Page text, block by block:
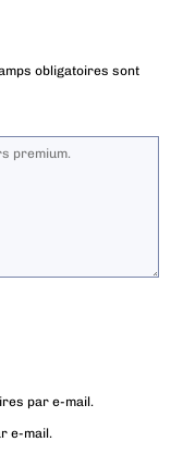
obligatoires sont
par e-mail.
e-mail.